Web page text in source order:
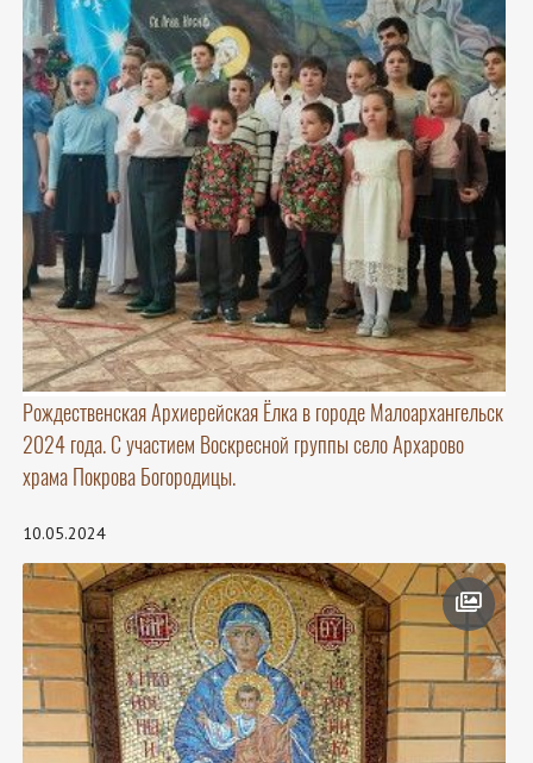
Рождественская Архиерейская Ёлка в городе Малоархангельск
2024 года. С участием Воскресной группы село Архарово
храма Покрова Богородицы.
10.05.2024